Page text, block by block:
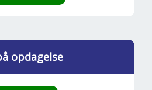
opdagelse